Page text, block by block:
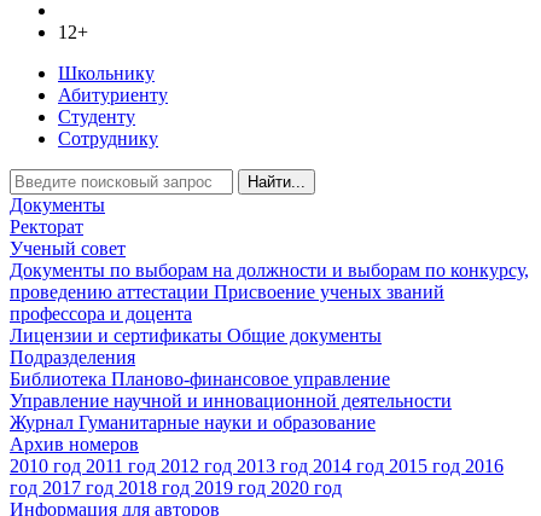
12+
Школьнику
Абитуриенту
Студенту
Сотруднику
Найти...
Документы
Ректорат
Ученый совет
Документы по выборам на должности и выборам по конкурсу,
проведению аттестации Присвоение ученых званий
профессора и доцента
Лицензии и сертификаты Общие документы
Подразделения
Библиотека Планово-финансовое управление
Управление научной и инновационной деятельности
Журнал Гуманитарные науки и образование
Архив номеров
2010 год 2011 год 2012 год 2013 год 2014 год 2015 год 2016
год 2017 год 2018 год 2019 год 2020 год
Информация для авторов